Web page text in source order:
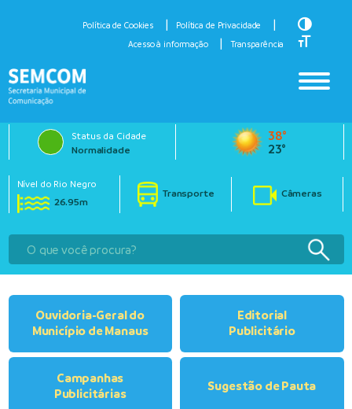
Política de Cookies
Política de Privacidade
Acesso à informação
Transparência
Toggle
Toggle
Status da Cidade
Normalidade
38°
23°
Nível do Rio Negro
26.95m
Transporte Câmeras
Ouvidoria-Geral do
Município de Manaus
Editorial
Publicitário
Campanhas
Publicitárias
Sugestão de Pauta